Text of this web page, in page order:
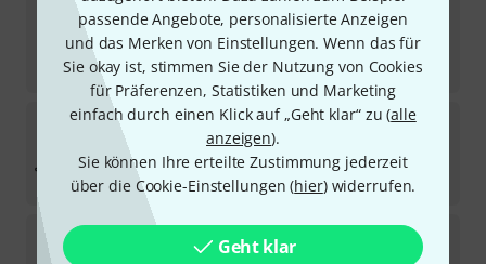
passende Angebote, personalisierte Anzeigen
und das Merken von Einstellungen. Wenn das für
Sie okay ist, stimmen Sie der Nutzung von Cookies
für Präferenzen, Statistiken und Marketing
einfach durch einen Klick auf „Geht klar“ zu (alle
anzeigen).
Sie können Ihre erteilte Zustimmung jederzeit
über die Cookie-Einstellungen (hier) widerrufen.
Geht klar
Schill IT 266.SO Orange Cable Drum
14
Sofort lieferbar
49€
Schill SK 4601.RM
4
Sofort lieferbar
529 €
SchillHT 300K.SO Black
3